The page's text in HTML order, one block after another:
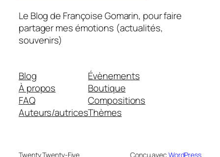
Le Blog de Françoise Gomarin, pour faire
partager mes émotions (actualités,
souvenirs)
Blog
À propos
FAQ
Auteurs/autrices
Évènements
Boutique
Compositions
Thèmes
Twenty Twenty-Five Conçu avec WordPress